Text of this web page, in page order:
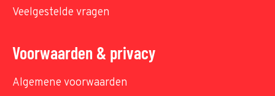
Veelgestelde vragen
Voorwaarden & privacy
Algemene voorwaarden